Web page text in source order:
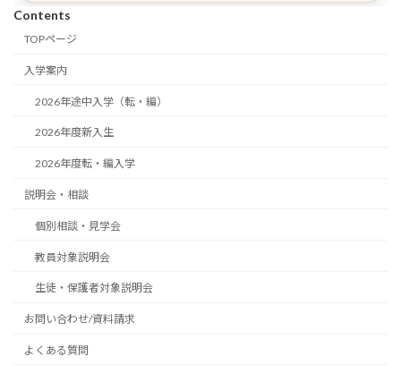
Contents
TOPページ
入学案内
2026年途中入学（転・編）
2026年度新入生
2026年度転・編入学
説明会・相談
個別相談・見学会
教員対象説明会
生徒・保護者対象説明会
お問い合わせ/資料請求
よくある質問